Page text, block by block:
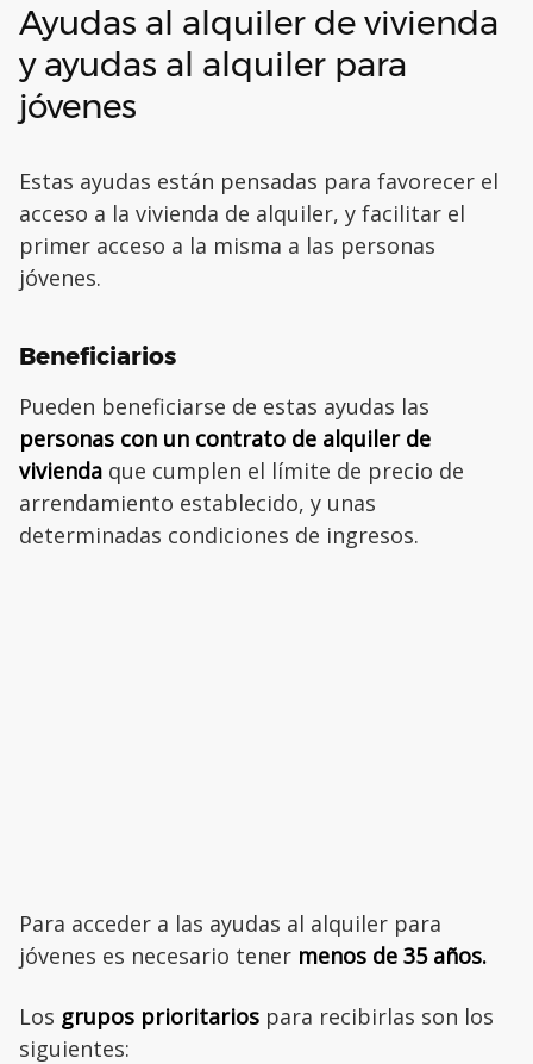
Ayudas al alquiler de vivienda
y ayudas al alquiler para
jóvenes
Estas ayudas están pensadas para favorecer el
acceso a la vivienda de alquiler, y facilitar el
primer acceso a la misma a las personas
jóvenes.
Beneficiarios
Pueden beneficiarse de estas ayudas las
personas con un contrato de alquiler de
vivienda que cumplen el límite de precio de
arrendamiento establecido, y unas
determinadas condiciones de ingresos.
Para acceder a las ayudas al alquiler para
jóvenes es necesario tener menos de 35 años.
Los grupos prioritarios para recibirlas son los
siguientes: